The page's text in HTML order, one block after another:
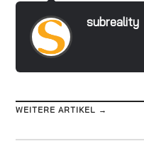
subreality
WEITERE ARTIKEL →